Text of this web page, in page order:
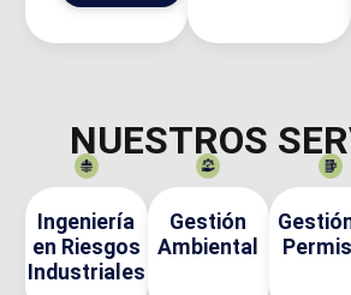
NUESTROS
Ingeniería
en Riesgos
Industriales
Gestión
Ambiental